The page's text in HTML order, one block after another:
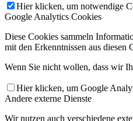
Hier klicken, um notwendige
Google Analytics Cookies
Diese Cookies sammeln
mit den Erkenntnissen aus diesen
Wenn Sie nicht wollen, dass wir
Hier klicken, um Google
Andere externe Dienste
Wir nutzen auch verschiedene